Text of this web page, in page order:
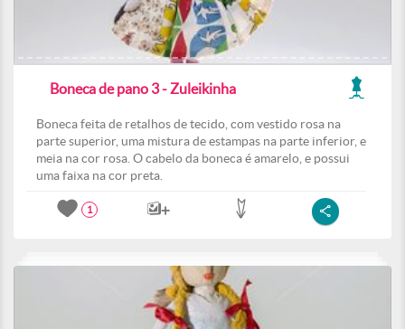
Boneca de pano 3 - Zuleikinha
Boneca feita de retalhos de tecido, com vestido rosa na
parte superior, uma mistura de estampas na parte inferior, e
meia na cor rosa. O cabelo da boneca é amarelo, e possui
uma faixa na cor preta.
1